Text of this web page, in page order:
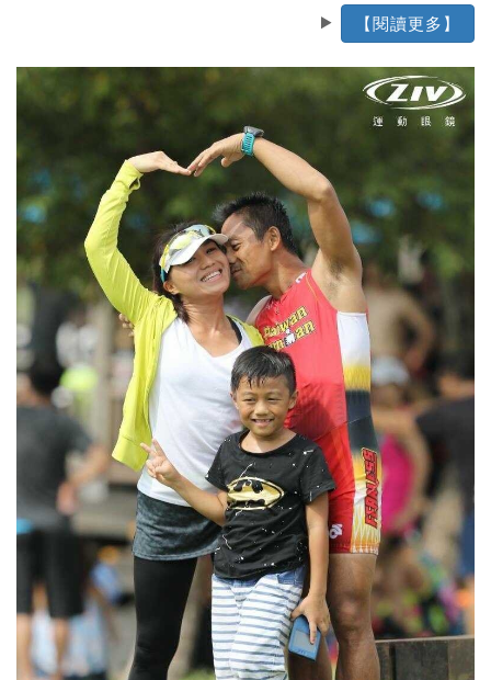
【閱讀更多】